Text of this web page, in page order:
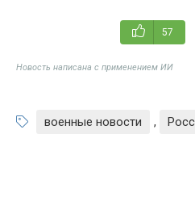
57
Новость написана с применением ИИ
военные новости ,